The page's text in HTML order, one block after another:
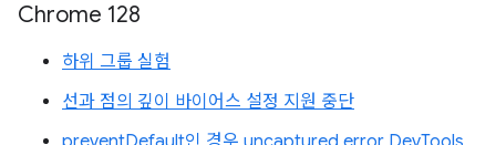
Chrome 128
하위 그룹 실험
선과 점의 깊이 바이어스 설정 지원 중단